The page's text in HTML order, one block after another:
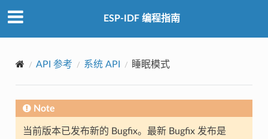
ESP-IDF 编程指南
API 参考 系统 API 睡眠模式
Note
当前版本已发布新的 Bugfix。最新 Bugfix 发布是